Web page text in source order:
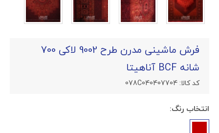
فرش ماشینی مدرن طرح 9002 لاکی 700
شانه BCF آناهیتا
کد کالا: 078C040407704
انتخاب رنگ: